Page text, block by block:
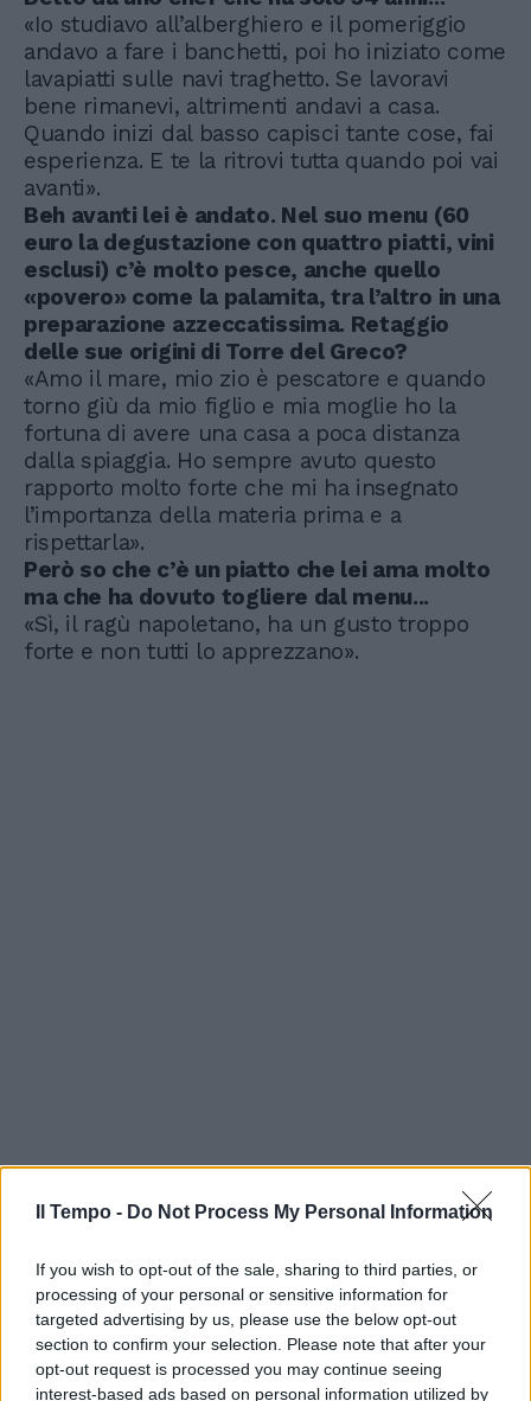
Il Tempo - Do Not Process My Personal Information
If you wish to opt-out of the sale, sharing to third parties, or
processing of your personal or sensitive information for
targeted advertising by us, please use the below opt-out
section to confirm your selection. Please note that after your
opt-out request is processed you may continue seeing
interest-based ads based on personal information utilized by
«Io studiavo all’alberghiero e il pomeriggio
andavo a fare i banchetti, poi ho iniziato come
lavapiatti sulle navi traghetto. Se lavoravi
bene rimanevi, altrimenti andavi a casa.
Quando inizi dal basso capisci tante cose, fai
esperienza. E te la ritrovi tutta quando poi vai
avanti».
Beh avanti lei è andato. Nel suo menu (60
euro la degustazione con quattro piatti, vini
esclusi) c’è molto pesce, anche quello
«povero» come la palamita, tra l’altro in una
preparazione azzeccatissima. Retaggio
delle sue origini di Torre del Greco?
«Amo il mare, mio zio è pescatore e quando
torno giù da mio figlio e mia moglie ho la
fortuna di avere una casa a poca distanza
dalla spiaggia. Ho sempre avuto questo
rapporto molto forte che mi ha insegnato
l’importanza della materia prima e a
rispettarla».
Però so che c’è un piatto che lei ama molto
ma che ha dovuto togliere dal menu...
«Sì, il ragù napoletano, ha un gusto troppo
forte e non tutti lo apprezzano».